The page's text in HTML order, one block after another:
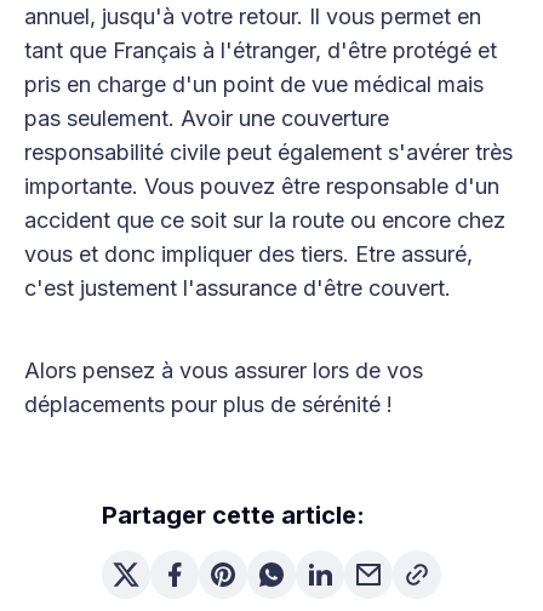
annuel, jusqu'à votre retour. Il vous permet en
tant que Français à l'étranger, d'être protégé et
pris en charge d'un point de vue médical mais
pas seulement. Avoir une couverture
responsabilité civile peut également s'avérer très
importante. Vous pouvez être responsable d'un
accident que ce soit sur la route ou encore chez
vous et donc impliquer des tiers. Etre assuré,
c'est justement l'assurance d'être couvert.
Alors pensez à vous assurer lors de vos
déplacements pour plus de sérénité !
Partager cette article: